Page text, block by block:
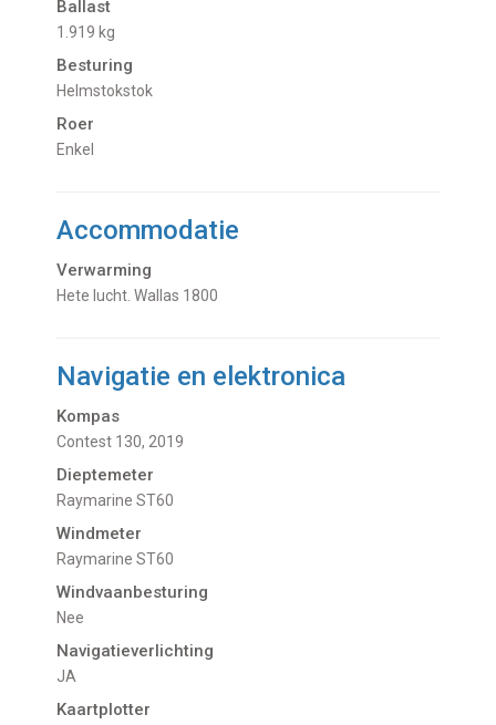
Ballast
1.919 kg
Besturing
Helmstokstok
Roer
Enkel
Accommodatie
Verwarming
hete lucht. Wallas 1800
Navigatie en elektronica
Kompas
Contest 130, 2019
Dieptemeter
Raymarine ST60
Windmeter
Raymarine ST60
Windvaanbesturing
Nee
Navigatieverlichting
JA
Kaartplotter